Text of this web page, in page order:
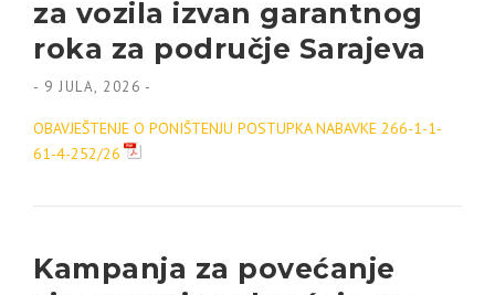
za vozila izvan garantnog
roka za područje Sarajeva
- 9 JULA, 2026 -
OBAVJEŠTENJE O PONIŠTENJU POSTUPKA NABAVKE 266-1-1-
61-4-252/26
Kampanja za povećanje